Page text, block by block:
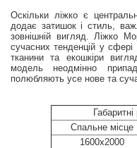
Оскільки ліжко є
додає затишок і стиль,
зовнішній вигляд. Ліжко
сучасних тенденцій у сфері
тканини та екошкіри
модель неодмінно
полюбляють усе нове та
Cпальне місце
1600х2000